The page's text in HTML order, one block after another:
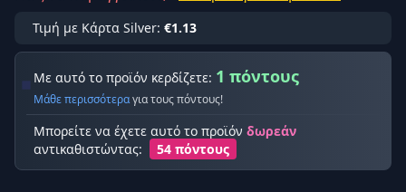
Τιμή με Κάρτα Silver: €1.13
Με αυτό το προϊόν κερδίζετε: 1 πόντους
Μάθε περισσότεραγια τους πόντους!
Μπορείτε να έχετε αυτό το προϊόν δωρεάν
αντικαθιστώντας:
54 πόντους